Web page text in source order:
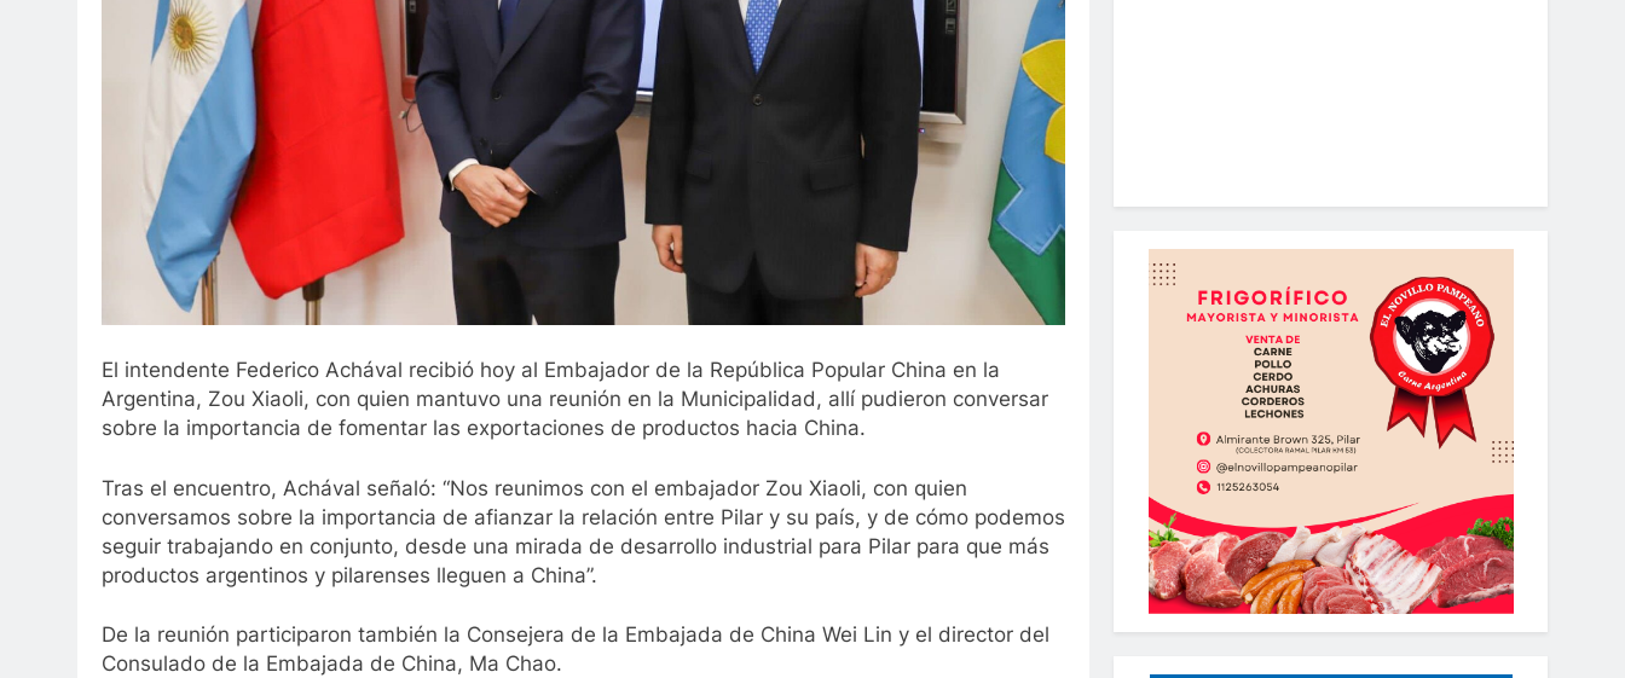
El intendente Federico Achával recibió hoy al Embajador de la República Popular China en la
Argentina, Zou Xiaoli, con quien mantuvo una reunión en la Municipalidad, allí pudieron conversar
sobre la importancia de fomentar las exportaciones de productos hacia China.
Tras el encuentro, Achával señaló: “Nos reunimos con el embajador Zou Xiaoli, con quien
conversamos sobre la importancia de afianzar la relación entre Pilar y su país, y de cómo podemos
seguir trabajando en conjunto, desde una mirada de desarrollo industrial para Pilar para que más
productos argentinos y pilarenses lleguen a China”.
De la reunión participaron también la Consejera de la Embajada de China Wei Lin y el director del
Consulado de la Embajada de China, Ma Chao.